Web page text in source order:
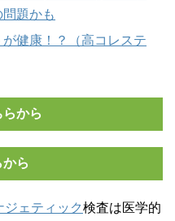
題かも
健康！？（高コレステ
から
ら
ジェティック検査は医学的